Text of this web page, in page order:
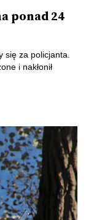
ponad 24
się za policjanta.
i nakłonił